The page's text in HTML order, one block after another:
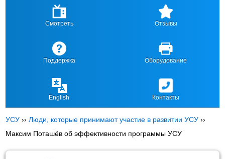
Смотреть Отзывы
Поддержка Оборудование
English Контакты
УСУ ››Люди, которые принимают участие в развитии УСУ ››
Максим Поташёв об эффективности программы УСУ